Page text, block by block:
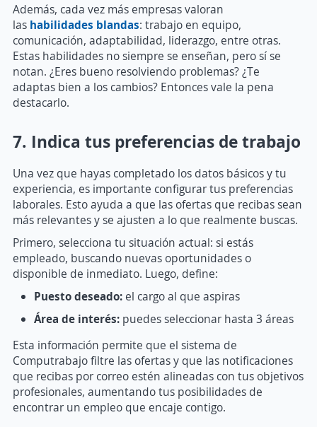
Además, cada vez más empresas valoran
las habilidades blandas: trabajo en equipo,
comunicación, adaptabilidad, liderazgo, entre otras.
Estas habilidades no siempre se enseñan, pero sí se
notan. ¿Eres bueno resolviendo problemas? ¿Te
adaptas bien a los cambios? Entonces vale la pena
destacarlo.
7. Indica tus preferencias de trabajo
Una vez que hayas completado los datos básicos y tu
experiencia, es importante configurar tus preferencias
laborales. Esto ayuda a que las ofertas que recibas sean
más relevantes y se ajusten a lo que realmente buscas.
Primero, selecciona tu situación actual: si estás
empleado, buscando nuevas oportunidades o
disponible de inmediato. Luego, define:
Puesto deseado: el cargo al que aspiras
Área de interés: puedes seleccionar hasta 3 áreas
Esta información permite que el sistema de
Computrabajo filtre las ofertas y que las notificaciones
que recibas por correo estén alineadas con tus objetivos
profesionales, aumentando tus posibilidades de
encontrar un empleo que encaje contigo.